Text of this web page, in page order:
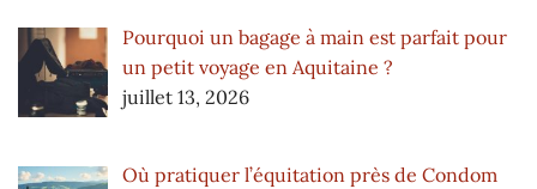
Pourquoi un bagage à main est parfait pour
un petit voyage en Aquitaine ?
juillet 13, 2026
Où pratiquer l’équitation près de Condom